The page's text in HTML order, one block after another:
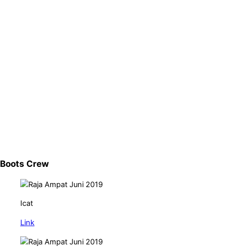
Boots Crew
Icat
Link